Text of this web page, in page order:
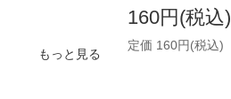
もっと見る
160円(税込)
定価 160円(税込)